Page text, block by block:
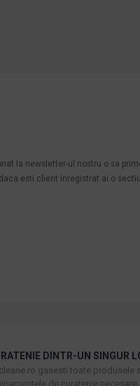
la newsletter-ul nostru o sa
esti client inregistrat ai o
DINTR-UN SINGUR
gasesti toate produsele
de curatenie necesare